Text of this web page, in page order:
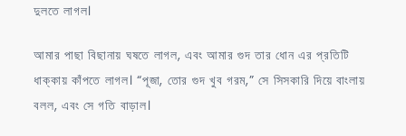
দুলতে লাগল।
আমার পাছা বিছানায় ঘষতে লাগল, এবং আমার গুদ তার ধোন এর প্রতিটি
ধাক্কায় কাঁপতে লাগল। “পূজা, তোর গুদ খুব গরম,” সে সিসকারি দিয়ে বাংলায়
বলল, এবং সে গতি বাড়াল।